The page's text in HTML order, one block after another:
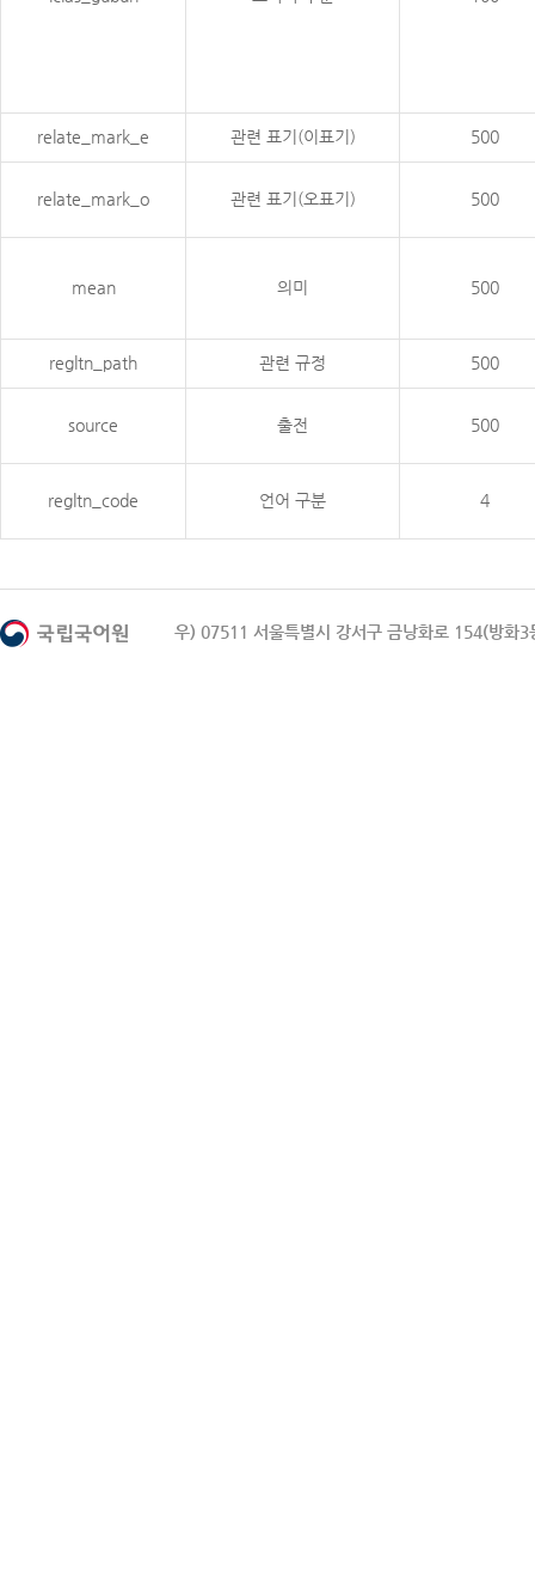
relate_mark_e 관련 표기(이표기) 500
relate_mark_o 관련 표기(오표기) 500
mean 의미 500
regltn_path 관련 규정 500
source 출전 500
regltn_code 언어 구분 4
우) 07511 서울특별시 강서구 금낭화로 154(방화3